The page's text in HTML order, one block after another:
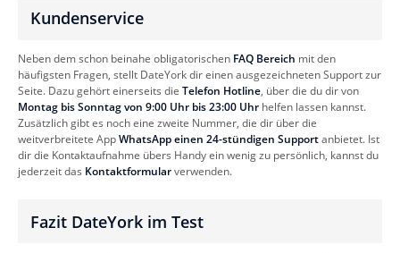
Kundenservice
Neben dem schon beinahe obligatorischen FAQ Bereich mit den
häufigsten Fragen, stellt DateYork dir einen ausgezeichneten Support zur
Seite. Dazu gehört einerseits die Telefon Hotline, über die du dir von
Montag bis Sonntag von 9:00 Uhr bis 23:00 Uhr helfen lassen kannst.
Zusätzlich gibt es noch eine zweite Nummer, die dir über die
weitverbreitete AppWhatsApp einen 24-stündigen Supportanbietet. Ist
dir die Kontaktaufnahme übers Handy ein wenig zu persönlich, kannst du
jederzeit das Kontaktformularverwenden.
Fazit DateYork im Test